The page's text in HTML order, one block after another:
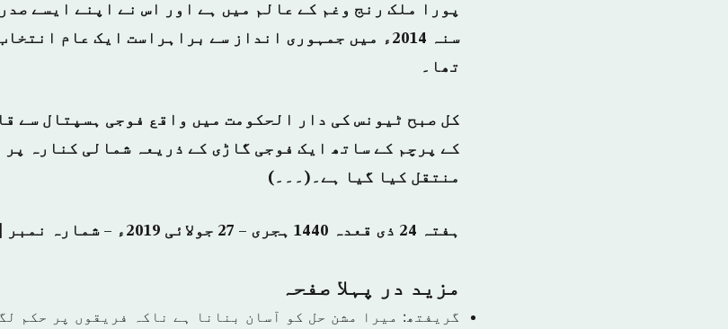
پورا ملک رنج وغم کے عالم میں ہے اور اس نے اپنے ایسے
سنہ 2014ء میں جمہوری انداز سے براہراست ایک عام
تھا۔
کل صبح ٹیونس کی دار الحکومت میں واقع فوجی ہسپتال سے
کے پرچم کے ساتھ ایک فوجی گاڑی کے ذریعہ شمالی کنارہ
منتقل کیا گیا ہے۔(۔۔۔)
ہفتہ 24 ذی قعدہ 1440 ہجری – 27 جولائی 2019ء – شمارہ نمبر [14851]
مزید در پہلا صفحہ
گریفتھ: میرا مشن حل کو آسان بنانا ہے ناکہ فریقوں پر حکم